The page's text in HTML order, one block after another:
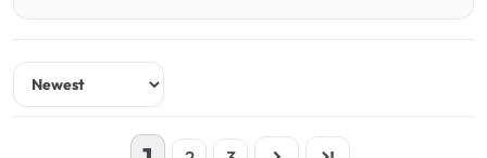
Sort by